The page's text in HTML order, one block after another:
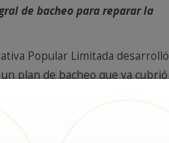
de bacheo para reparar la
Popular Limitada desarrolló
plan de bacheo que ya cubrió
la ciudad implicados en este
reponer la normal